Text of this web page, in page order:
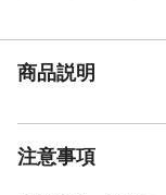
商品説明
注意事項